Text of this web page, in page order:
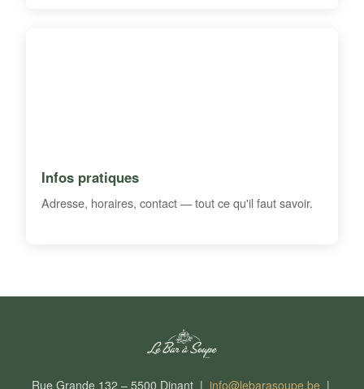
Infos pratiques
Adresse, horaires, contact — tout ce qu'il faut savoir.
Rue Grande 132 – 5500 Dinant | info@lebarasoupe.be|